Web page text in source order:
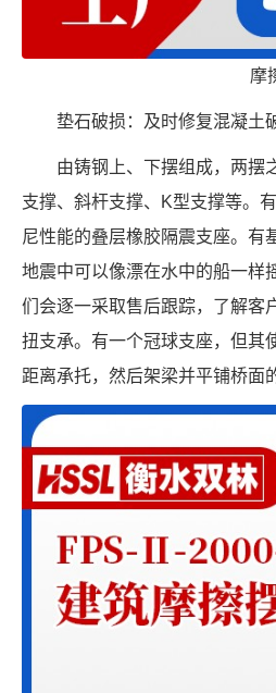
摩
垫石破损：及时修复混凝土
由铸钢上、下摆组成，两摆
支撑、斜杆支撑、K型支撑等。
尼性能的叠层橡胶隔震支座。有
地震中可以像漂在水中的船一样
们会逐一采取售后跟踪，了解客
扭支承。有一个冠球支座，但其
距离承托，然后架梁并平铺桥面